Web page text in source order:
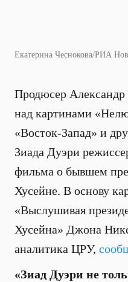
Екатерина Чеснокова/РИА
Продюсер Александр
над картинами
«Восток-Запад» и
Зиада Дуэри
фильма о бывшем
Хусейне. В основу
«Выслушивая
Хусейна» Джона
аналитика ЦРУ,
«Зиад Дуэри не